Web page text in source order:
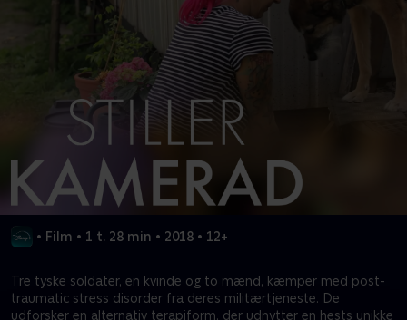
• Film • 1 t. 28 min • 2018 • 12+
Tre tyske soldater, en kvinde og to mænd, kæmper med post-
traumatic stress disorder fra deres militærtjeneste. De
udforsker en alternativ terapiform, der udnytter en hests unikke